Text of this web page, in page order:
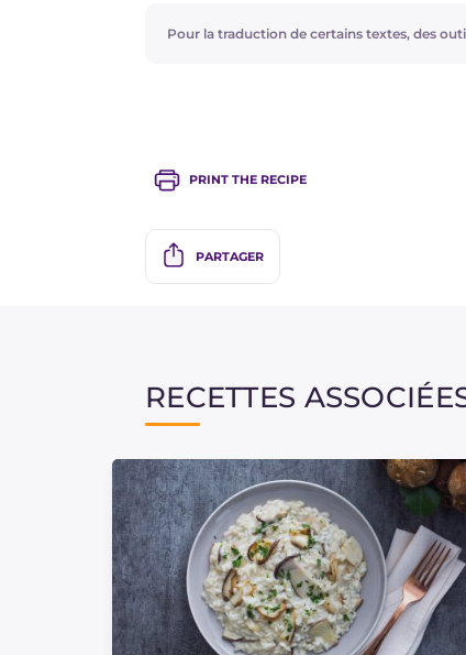
Pour la traduction de certains textes, des
PRINT THE RECIPE
PARTAGER
RECETTES